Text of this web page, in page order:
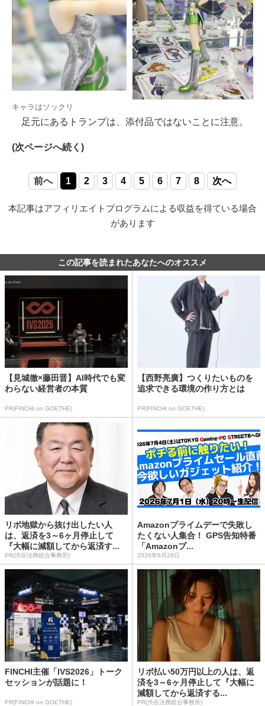
キャラはソックリ
足元にあるトランプは、添付品ではないことに注意。
(次ページへ続く)
前へ 1 2 3 4 5 6 7 8 次へ
本記事はアフィリエイトプログラムによる収益を得ている場合
があります
この記事を読まれたあなたへのオススメ
【見城徹×藤田晋】AI時代でも変
わらない経営者の本質
PR(FINCHI on GOETHE)
【西野亮廣】つくりたいものを
追求できる環境の作り方とは
PR(FINCHI on GOETHE)
リボ地獄から抜け出したい人
は、返済を3～6ヶ月停止して
『大幅に減額してから返済す...
PR(渋谷法務総合事務所)
Amazonプライムデーで失敗し
たくない人集合！ GPS告知特番
「Amazonプ...
2026年6月29日
FINCHI主催「IVS2026」トーク
セッションが話題に！
PR(FINCHI on GOETHE)
リボ払い50万円以上の人は、返
済を3～6ヶ月停止して『大幅に
減額してから返済する...
PR(渋谷法務総合事務所)